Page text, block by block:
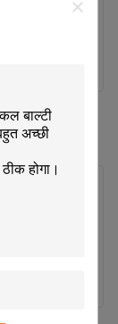
स्वचालित क्लस्टर
वाइकाटो दूध मीटर के
की सैलून प्रणाली